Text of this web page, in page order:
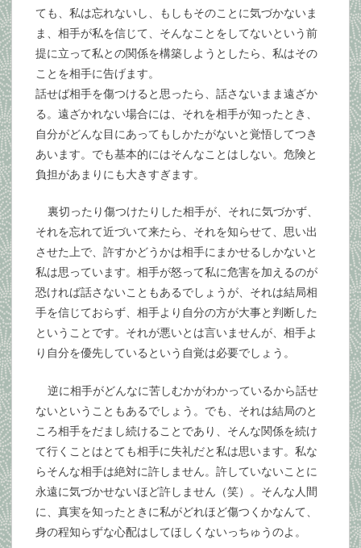
ても、私は忘れないし、もしもそのことに気づかないま
ま、相手が私を信じて、そんなことをしてないという前
提に立って私との関係を構築しようとしたら、私はその
ことを相手に告げます。
話せば相手を傷つけると思ったら、話さないまま遠ざか
る。遠ざかれない場合には、それを相手が知ったとき、
自分がどんな目にあってもしかたがないと覚悟してつき
あいます。でも基本的にはそんなことはしない。危険と
負担があまりにも大きすぎます。
裏切ったり傷つけたりした相手が、それに気づかず、
それを忘れて近づいて来たら、それを知らせて、思い出
させた上で、許すかどうかは相手にまかせるしかないと
私は思っています。相手が怒って私に危害を加えるのが
恐ければ話さないこともあるでしょうが、それは結局相
手を信じておらず、相手より自分の方が大事と判断した
ということです。それが悪いとは言いませんが、相手よ
り自分を優先しているという自覚は必要でしょう。
逆に相手がどんなに苦しむかがわかっているから話せ
ないということもあるでしょう。でも、それは結局のと
ころ相手をだまし続けることであり、そんな関係を続け
て行くことはとても相手に失礼だと私は思います。私な
らそんな相手は絶対に許しません。許していないことに
永遠に気づかせないほど許しません（笑）。そんな人間
に、真実を知ったときに私がどれほど傷つくかなんて、
身の程知らずな心配はしてほしくないっちゅうのよ。